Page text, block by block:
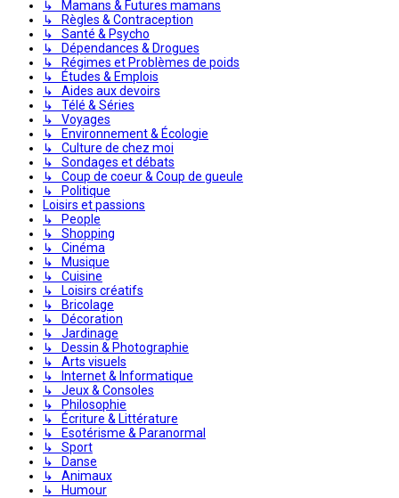
↳ Mamans & Futures mamans
↳ Règles & Contraception
↳ Santé & Psycho
↳ Dépendances & Drogues
↳ Régimes et Problèmes de poids
↳ Études & Emplois
↳ Aides aux devoirs
↳ Télé & Séries
↳ Voyages
↳ Environnement & Écologie
↳ Culture de chez moi
↳ Sondages et débats
↳ Coup de coeur & Coup de gueule
↳ Politique
Loisirs et passions
↳ People
↳ Shopping
↳ Cinéma
↳ Musique
↳ Cuisine
↳ Loisirs créatifs
↳ Bricolage
↳ Décoration
↳ Jardinage
↳ Dessin & Photographie
↳ Arts visuels
↳ Internet & Informatique
↳ Jeux & Consoles
↳ Philosophie
↳ Écriture & Littérature
↳ Esotérisme & Paranormal
↳ Sport
↳ Danse
↳ Animaux
↳ Humour